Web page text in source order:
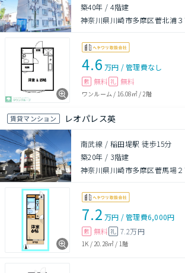
築40年 /4階建
神奈川県川崎市多摩区菅北浦
4.6 万円 /管理費なし
敷 無料 礼 無料
ワンルーム / 16.08㎡/2階
賃貸マンション レオパレス英
南武線 / 稲田堤駅 徒歩15分
築20年 / 3階建
神奈川県川崎市多摩区菅馬場
7.2 万円 /管理費6,000円
敷 無料 礼 7.2万円
1K /20.28㎡ / 1階